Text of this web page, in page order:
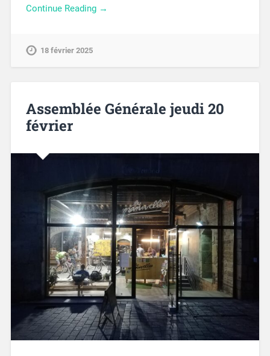
Continue Reading →
18 février 2025
Assemblée Générale jeudi 20
février